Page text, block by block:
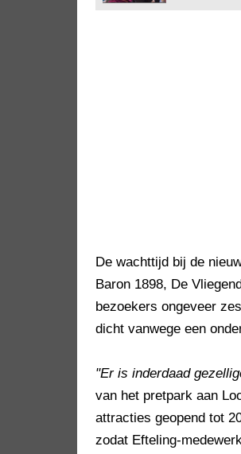
De wachttijd bij de
Baron 1898, De
bezoekers ongeveer
dicht vanwege een
"Er is inderdaad
van het pretpark aan
attracties geopend tot
zodat Efteling-